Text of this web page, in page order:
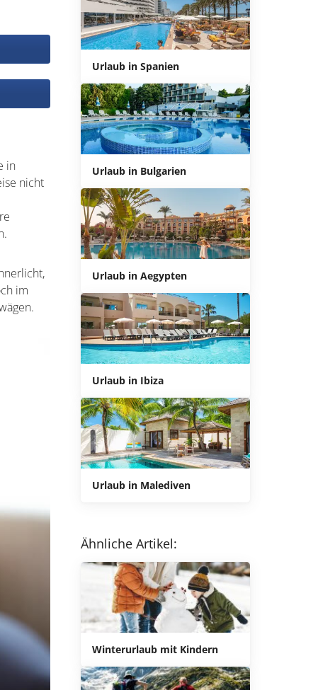
in
nicht
im
Urlaub in Spanien
Urlaub in Bulgarien
Urlaub in Aegypten
Urlaub in Ibiza
Urlaub in Malediven
Ähnliche Artikel:
Winterurlaub mit Kindern